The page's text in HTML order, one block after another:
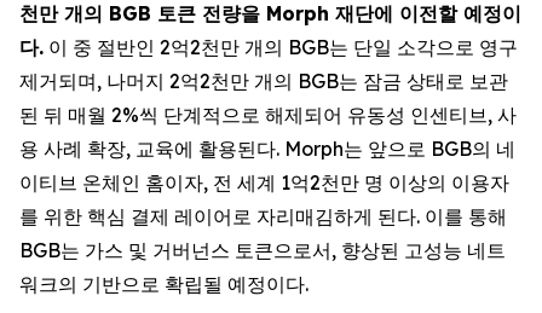
천만 개의 BGB 토큰 전량을 Morph 재단에 이전할 예정이
다. 이 중 절반인 2억2천만 개의 BGB는 단일 소각으로 영구
제거되며, 나머지 2억2천만 개의 BGB는 잠금 상태로 보관
된 뒤 매월 2%씩 단계적으로 해제되어 유동성 인센티브, 사
용 사례 확장, 교육에 활용된다. Morph는 앞으로 BGB의 네
이티브 온체인 홈이자, 전 세계 1억2천만 명 이상의 이용자
를 위한 핵심 결제 레이어로 자리매김하게 된다. 이를 통해
BGB는 가스 및 거버넌스 토큰으로서, 향상된 고성능 네트
워크의 기반으로 확립될 예정이다.